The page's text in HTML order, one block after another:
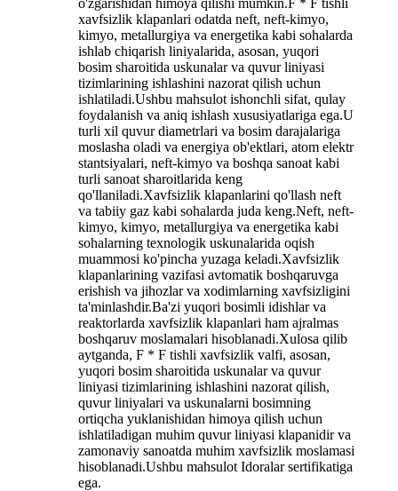
xavfsizlik klapanlari odatda neft, neft-kimyo,
kimyo, metallurgiya va energetika kabi sohalarda
ishlab chiqarish liniyalarida, asosan, yuqori
bosim sharoitida uskunalar va quvur liniyasi
tizimlarining ishlashini nazorat qilish uchun
ishlatiladi.Ushbu mahsulot ishonchli sifat, qulay
foydalanish va aniq ishlash xususiyatlariga ega.U
turli xil quvur diametrlari va bosim darajalariga
moslasha oladi va energiya ob'ektlari, atom elektr
stantsiyalari, neft-kimyo va boshqa sanoat kabi
turli sanoat sharoitlarida keng
qo'llaniladi.Xavfsizlik klapanlarini qo'llash neft
va tabiiy gaz kabi sohalarda juda keng.Neft, neft-
kimyo, kimyo, metallurgiya va energetika kabi
sohalarning texnologik uskunalarida oqish
muammosi ko'pincha yuzaga keladi.Xavfsizlik
klapanlarining vazifasi avtomatik boshqaruvga
erishish va jihozlar va xodimlarning xavfsizligini
ta'minlashdir.Ba'zi yuqori bosimli idishlar va
reaktorlarda xavfsizlik klapanlari ham ajralmas
boshqaruv moslamalari hisoblanadi.Xulosa qilib
aytganda, F * F tishli xavfsizlik valfi, asosan,
yuqori bosim sharoitida uskunalar va quvur
liniyasi tizimlarining ishlashini nazorat qilish,
quvur liniyalari va uskunalarni bosimning
ortiqcha yuklanishidan himoya qilish uchun
ishlatiladigan muhim quvur liniyasi klapanidir va
zamonaviy sanoatda muhim xavfsizlik moslamasi
hisoblanadi.Ushbu mahsulot Idoralar sertifikatiga
ega.